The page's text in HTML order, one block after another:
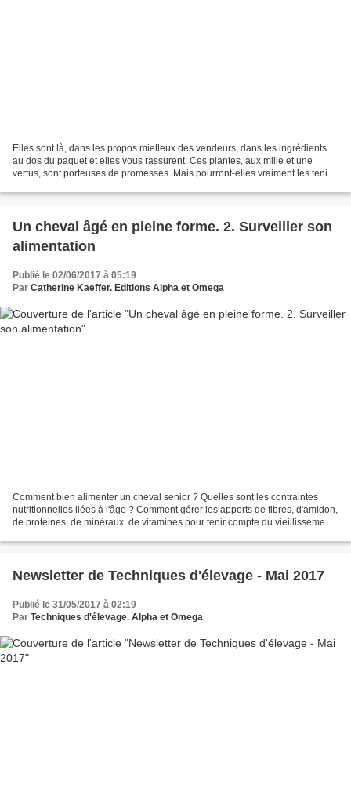
Elles sont là, dans les propos mielleux des vendeurs, dans les ingrédients
au dos du paquet et elles vous rassurent. Ces plantes, aux mille et une
vertus, sont porteuses de promesses. Mais pourront-elles vraiment les tenir ?
Un cheval âgé en pleine forme. 2. Surveiller son
alimentation
Publié le 02/06/2017 à 05:19
Par Catherine Kaeffer. Editions Alpha et Omega
Comment bien alimenter un cheval senior ? Quelles sont les contraintes
nutritionnelles liées à l'âge ? Comment gérer les apports de fibres, d'amidon,
de protéines, de minéraux, de vitamines pour tenir compte du vieillissement
Newsletter de Techniques d'élevage - Mai 2017
Publié le 31/05/2017 à 02:19
Par Techniques d'élevage. Alpha et Omega